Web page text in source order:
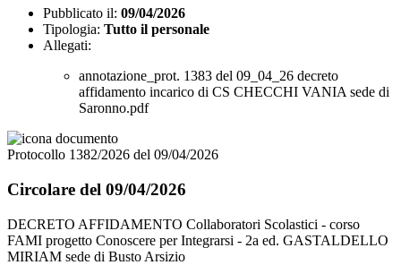
Pubblicato il: 09/04/2026
Tipologia: Tutto il personale
Allegati:
annotazione_prot. 1383 del 09_04_26 decreto
affidamento incarico di CS CHECCHI VANIA sede di
Saronno.pdf
Protocollo 1382/2026 del 09/04/2026
Circolare del 09/04/2026
DECRETO AFFIDAMENTO Collaboratori Scolastici - corso
FAMI progetto Conoscere per Integrarsi - 2a ed. GASTALDELLO
MIRIAM sede di Busto Arsizio